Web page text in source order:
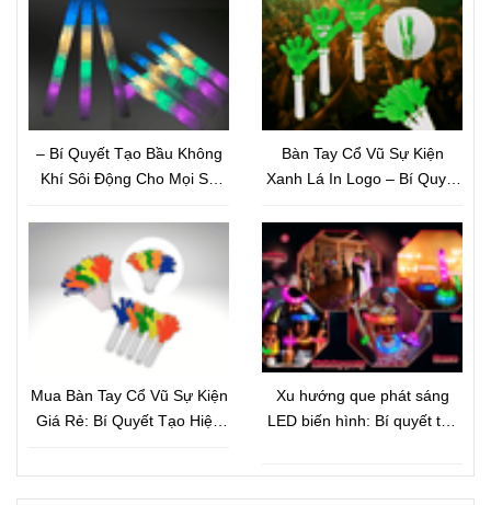
Hiệu
– Bí Quyết Tạo Bầu Không
Khí Sôi Động Cho Mọi Sự
Bàn Tay Cổ Vũ Sự Kiện
Xanh Lá In Logo – Bí Quyết
Kiệm Nhưng Hiệu Quả Bất
Ngờ
Mua Bàn Tay Cổ Vũ Sự Kiện
Giá Rẻ: Bí Quyết Tạo Hiệu
Xu hướng que phát sáng
LED biến hình: Bí quyết tạo